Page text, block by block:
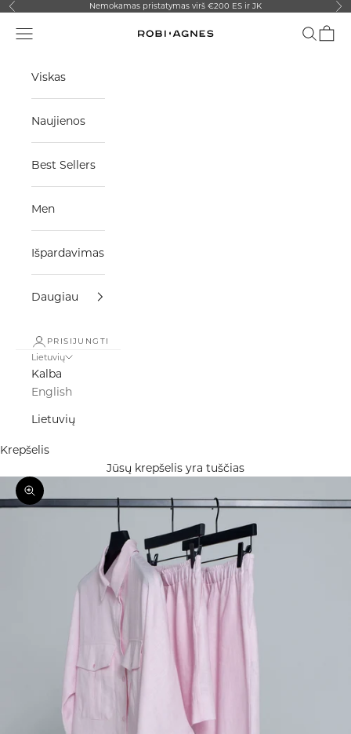
Pereiti prie turinio
Ankstesnis Nemokamas pristatymas virš €200 ES ir JK
Robi-Agnes
Meniu Paieška
Viskas
Naujienos
Best Sellers
Men
Išpardavimas
Daugiau
PRISIJUNGTI
Lietuvių
Kalba
English
Lietuvių
Krepšelis
Jūsų krepšelis yra tuščias
Priartinti